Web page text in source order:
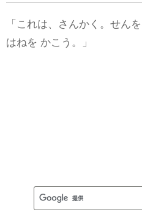
「これは、さんかく。せん
はねを かこう。」